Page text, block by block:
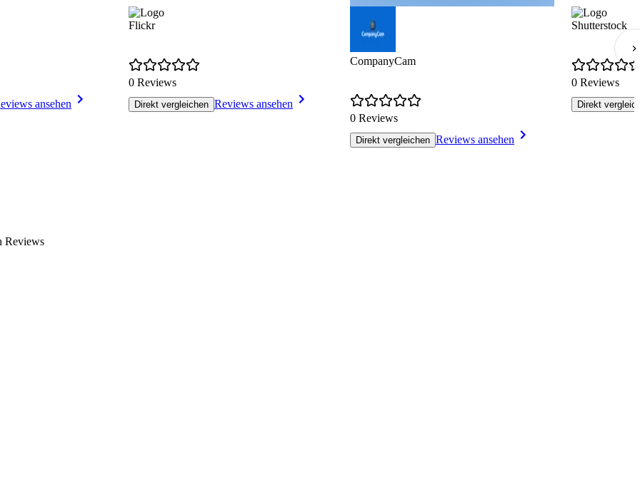
ansehen
Flickr
0 Reviews
Direkt vergleichen Reviews ansehen
CompanyCam
0 Reviews
Direkt vergleichen Reviews ansehen
Shutterstock
0 Reviews
Direkt
Reviews